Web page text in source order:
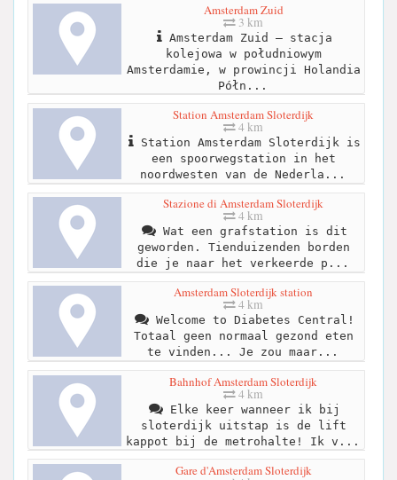
Amsterdam Zuid
3 km
Amsterdam Zuid – stacja
kolejowa w południowym
Amsterdamie, w prowincji Holandia
Półn...
Station Amsterdam Sloterdijk
4 km
Station Amsterdam Sloterdijk is
een spoorwegstation in het
noordwesten van de Nederla...
Stazione di Amsterdam Sloterdijk
4 km
Wat een grafstation is dit
geworden. Tienduizenden borden
die je naar het verkeerde p...
Amsterdam Sloterdijk station
4 km
Welcome to Diabetes Central!
Totaal geen normaal gezond eten
te vinden... Je zou maar...
Bahnhof Amsterdam Sloterdijk
4 km
Elke keer wanneer ik bij
sloterdijk uitstap is de lift
kappot bij de metrohalte! Ik v...
Gare d'Amsterdam Sloterdijk